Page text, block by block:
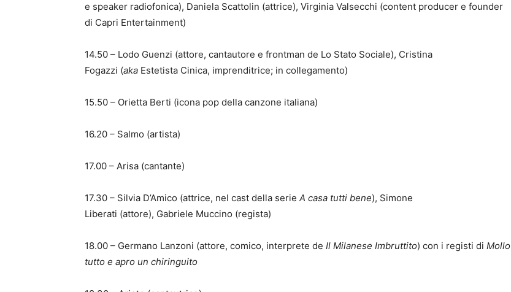
e speaker radiofonica), Daniela Scattolin (attrice), Virginia Valsecchi (content producer e founder
di Capri Entertainment)
14.50 – Lodo Guenzi (attore, cantautore e frontman de Lo Stato Sociale), Cristina
Fogazzi (aka Estetista Cinica, imprenditrice; in collegamento)
15.50 – Orietta Berti (icona pop della canzone italiana)
16.20 – Salmo (artista)
17.00 – Arisa (cantante)
17.30 – Silvia D’Amico (attrice, nel cast della serie A casa tutti bene), Simone
Liberati (attore), Gabriele Muccino (regista)
18.00 – Germano Lanzoni (attore, comico, interprete de Il Milanese Imbruttito) con i registi di Mollo
tutto e apro un chiringuito